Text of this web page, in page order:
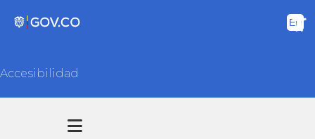
Accesibilidad